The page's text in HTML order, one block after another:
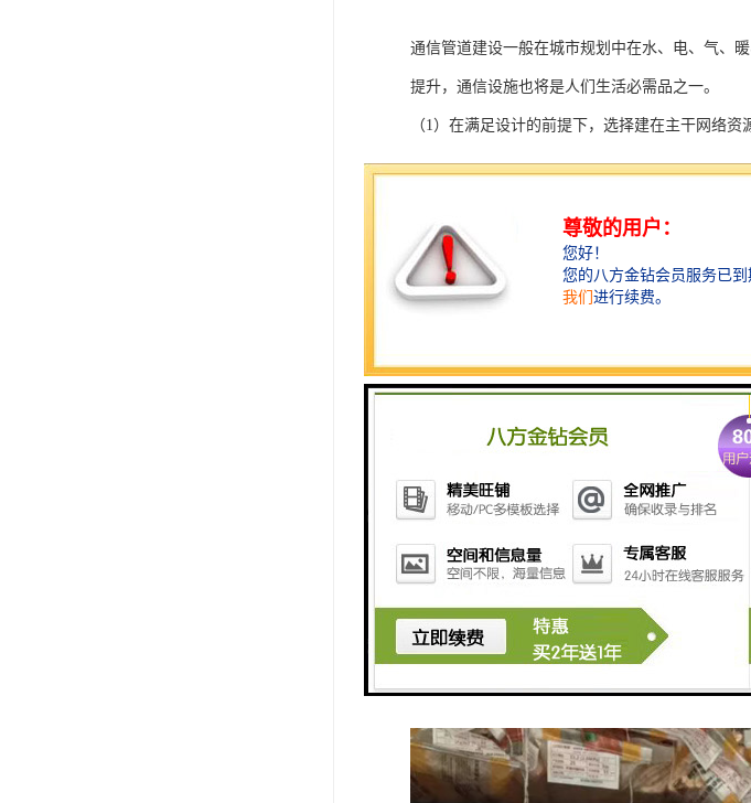
通信管道建设一般在城市规划中在水、电、气、
提升，通信设施也将是人们生活必需品之一。
（1）在满足设计的前提下，选择建在主干网络资
（2）为了减少架空杆路，要充分考虑建设分路建
（4）优先利用和结合原有管线资源，降低建设投
（5）规划建设要大型设施聚集区，比如铁路等。
（8）管道建设必须经过现场勘验，必须保持与其
（9）管道建设必须保持一定的坡度，便于排出影
（10）管道的埋深应该结合两侧人井的高度，但
（11）管道段不得出现S弯和U弯。一个段长要控